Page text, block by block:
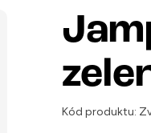
Kód produktu: